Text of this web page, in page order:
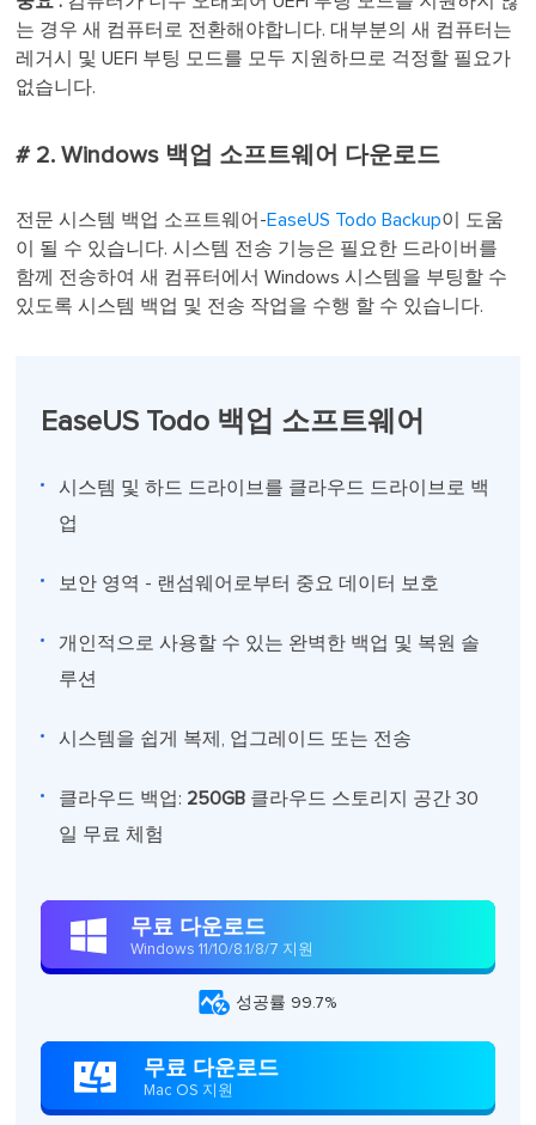
는 경우 새 컴퓨터로 전환해야합니다. 대부분의 새 컴퓨터는
레거시 및 UEFI 부팅 모드를 모두 지원하므로 걱정할 필요가
없습니다.
# 2. Windows 백업 소프트웨어 다운로드
전문 시스템 백업 소프트웨어-EaseUS Todo Backup이 도움
이 될 수 있습니다. 시스템 전송 기능은 필요한 드라이버를
함께 전송하여 새 컴퓨터에서 Windows 시스템을 부팅할 수
있도록 시스템 백업 및 전송 작업을 수행 할 수 있습니다.
EaseUS Todo 백업 소프트웨어
시스템 및 하드 드라이브를 클라우드 드라이브로 백
업
보안 영역 - 랜섬웨어로부터 중요 데이터 보호
개인적으로 사용할 수 있는 완벽한 백업 및 복원 솔
루션
시스템을 쉽게 복제, 업그레이드 또는 전송
클라우드 백업: 250GB 클라우드 스토리지 공간 30
일 무료 체험
 무료 다운로드
Windows 11/10/8.1/8/7 지원
 성공률 99.7%
 무료 다운로드
Mac OS 지원